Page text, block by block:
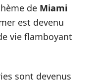
de Miami
est devenu
vie flamboyant
sont devenus